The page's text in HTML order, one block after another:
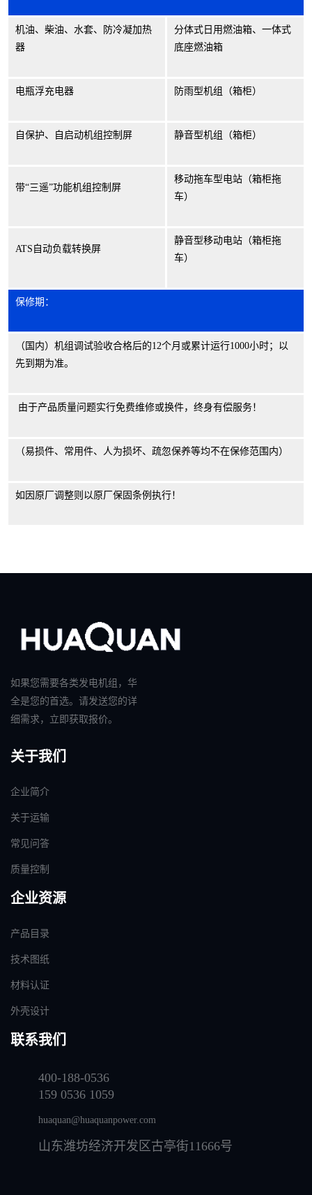
机油、柴油、水套、防冷凝加热
器
分体式日用燃油箱、一体式
底座燃油箱
电瓶浮充电器 防雨型机组（箱柜）
自保护、自启动机组控制屏 静音型机组（箱柜）
带“三遥”功能机组控制屏
移动拖车型电站（箱柜拖
车）
ATS自动负载转换屏
静音型移动电站（箱柜拖
车）
保修期：
（国内）机组调试验收合格后的12个月或累计运行1000小时；以
先到期为准。
由于产品质量问题实行免费维修或换件，终身有偿服务！
（易损件、常用件、人为损坏、疏忽保养等均不在保修范围内）
如因原厂调整则以原厂保固条例执行！
如果您需要各类发电机组，华
全是您的首选。请发送您的详
细需求，立即获取报价。
关于我们
企业简介
关于运输
常见问答
质量控制
企业资源
产品目录
技术图纸
材料认证
外壳设计
联系我们
400-188-0536
159 0536 1059
huaquan@huaquanpower.com
山东潍坊经济开发区古亭街11666号